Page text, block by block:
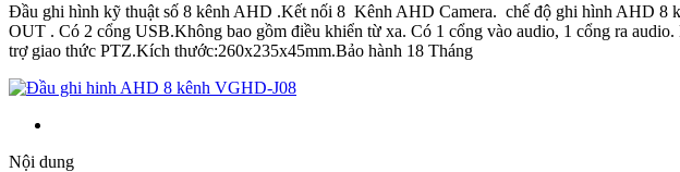
Đầu ghi hình kỹ thuật số 8 kênh AHD .Kết nối 8 Kênh AHD Camera. chế độ ghi hình AHD 8
OUT . Có 2 cổng USB.Không bao gồm điều khiển từ xa. Có 1 cổng vào audio, 1 cổng ra
trợ giao thức PTZ.Kích thước:260x235x45mm.Bảo hành 18 Tháng
Nội dung